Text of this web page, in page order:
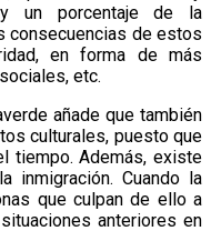
un porcentaje de la
consecuencias de estos
en forma de más
etc.
añade que también
culturales, puesto que
tiempo. Además, existe
inmigración. Cuando la
que culpan de ello a
anteriores en